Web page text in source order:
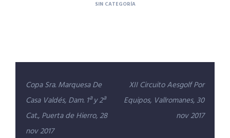
SIN CATEGORÍA
Navegación
de
entradas
Copa Sra. Marquesa De
Casa Valdés, Dam. 1ª y 2ª
Cat., Puerta de Hierro, 28
nov 2017
XII Circuito Aesgolf Por
Equipos, Vallromanes, 30
nov 2017